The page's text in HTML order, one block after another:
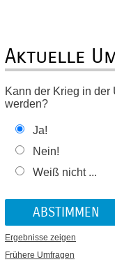
Aktuelle
Kann der Krieg in
werden?
Ja!
Nein!
Weiß nicht ...
Ergebnisse zeigen
Frühere Umfragen